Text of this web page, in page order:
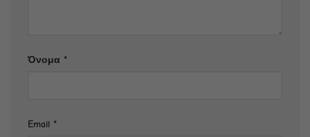
Όνομα *
Email *